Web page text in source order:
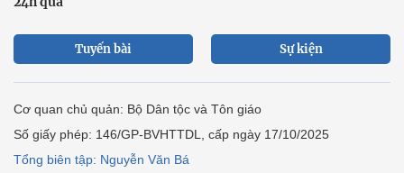
Tuyến bài Sự kiện
Cơ quan chủ quản: Bộ Dân tộc và Tôn giáo
Số giấy phép: 146/GP-BVHTTDL, cấp ngày 17/10/2025
Tổng biên tập: Nguyễn Văn Bá